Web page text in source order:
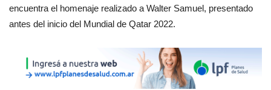
encuentra el homenaje realizado a Walter Samuel, presentado
antes del inicio del Mundial de Qatar 2022.